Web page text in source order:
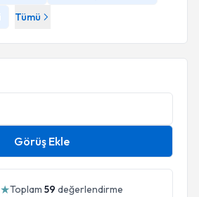
Tümü
Görüş Ekle
★Toplam 59 değerlendirme